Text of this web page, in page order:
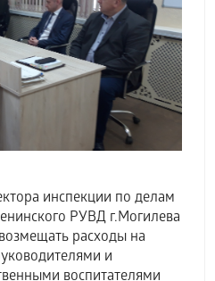
инспекции по делам
РУВД г.Могилева
расходы на
и
воспитателями